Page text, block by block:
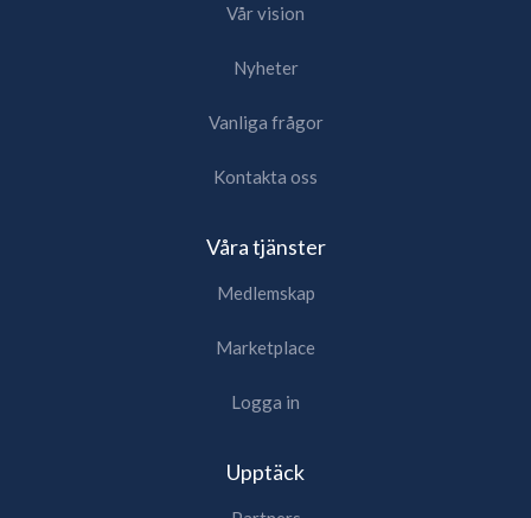
Vår vision
Nyheter
Vanliga frågor
Kontakta oss
Våra tjänster
Medlemskap
Marketplace
Logga in
Upptäck